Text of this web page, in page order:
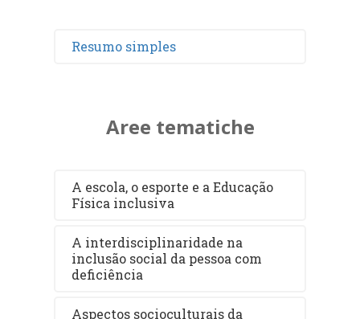
Resumo simples
Aree tematiche
A escola, o esporte e a Educação
Física inclusiva
A interdisciplinaridade na
inclusão social da pessoa com
deficiência
Aspectos socioculturais da